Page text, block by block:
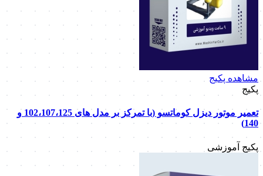
مشاهده پکیج
پکیج
تعمیر موتور دیزل کوماتسو (با تمرکز بر مدل های 102،107،125 و
140)
پکیج آموزشی